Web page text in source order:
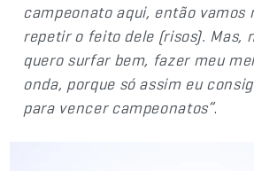
campeonato aqui, então vamos
repetir o feito dele (risos). Mas,
quero surfar bem, fazer meu
onda, porque só assim eu
para vencer campeonatos”.